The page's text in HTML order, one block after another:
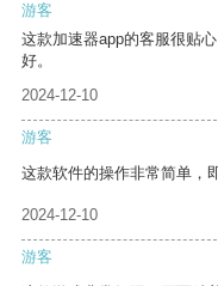
游客
这款加速器app的客服很贴
好。
2024-12-10
游客
这款软件的操作非常简单，
2024-12-10
游客